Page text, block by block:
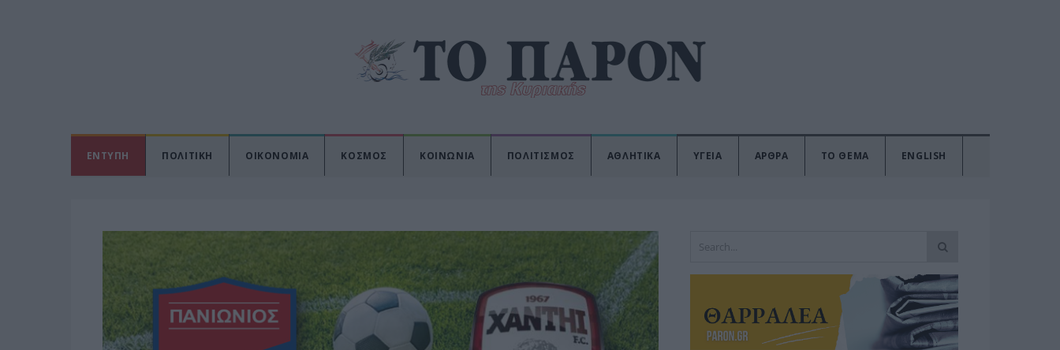
ΕΝΤΥΠΗ ΠΟΛΙΤΙΚΗ ΟΙΚΟΝΟΜΙΑ ΚΟΣΜΟΣ ΚΟΙΝΩΝΙΑ ΠΟΛΙΤΙΣΜΟΣ ΑΘΛΗΤΙΚΑ ΥΓΕΙΑ ΑΡΘΡΑ ΤΟ ΘΕΜΑ ENGLISH